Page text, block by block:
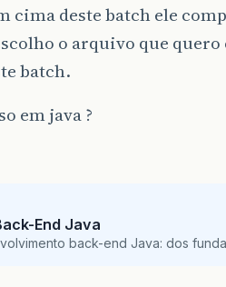
cima deste batch ele
o arquivo que
batch.
em java ?
End Java
back-end Java: dos